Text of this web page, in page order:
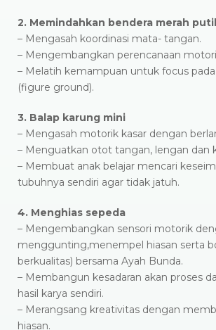
2. Memindahkan bendera merah
– Mengasah koordinasi mata- tangan.
– Mengembangkan perencanaan
– Melatih kemampuan untuk focus
(figure ground).
3. Balap karung mini
– Mengasah motorik kasar dengan
– Menguatkan otot tangan, lengan dan
– Membuat anak belajar mencari
tubuhnya sendiri agar tidak jatuh.
4. Menghias sepeda
– Mengembangkan sensori motorik
menggunting,menempel hiasan serta
berkualitas) bersama Ayah Bunda.
– Membangun kesadaran akan proses
hasil karya sendiri.
– Merangsang kreativitas dengan
hiasan.